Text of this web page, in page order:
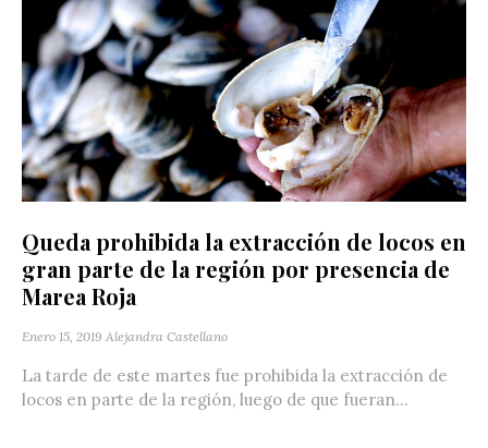
Queda prohibida la extracción de locos en
gran parte de la región por presencia de
Marea Roja
Enero 15, 2019 Alejandra Castellano
La tarde de este martes fue prohibida la extracción de
locos en parte de la región, luego de que fueran...